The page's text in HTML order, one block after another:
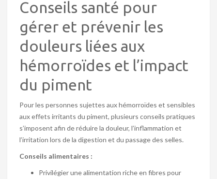
Conseils santé pour
gérer et prévenir les
douleurs liées aux
hémorroïdes et l’impact
du piment
Pour les personnes sujettes aux hémorroïdes et sensibles
aux effets irritants du piment, plusieurs conseils pratiques
s’imposent afin de réduire la douleur, l’inflammation et
l’irritation lors de la digestion et du passage des selles.
Conseils alimentaires :
Privilégier une alimentation riche en fibres pour